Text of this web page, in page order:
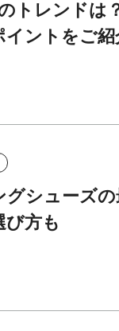
トレンドは
イントをご紹
グシューズ
び方も